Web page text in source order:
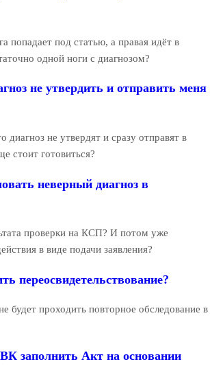
попадает под статью, а правая идёт в
одной ноги с диагнозом?
не утвердить и отправить меня
диагноз не утвердят и сразу отправят в
стоит готовиться?
неверный диагноз в
проверки на КСП? И потом уже
в виде подачи заявления?
переосвидетельствование?
будет проходить повторное обследование в
заполнить Акт на основании